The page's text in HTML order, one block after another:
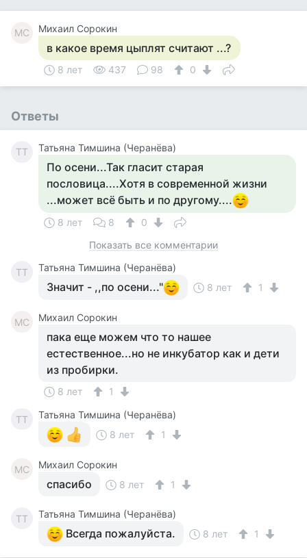
МС Михаил Сорокин
в какое время цыплят считают ...?
8 лет 437 98 0
Ответы
ТТ Татьяна Тимшина (Черанёва)
По осени...Так гласит старая
пословица....Хотя в современной жизни
...может всё быть и по другому....
8 лет 8
0
Показать все комментарии
ТТ Татьяна Тимшина (Черанёва)
Значит - ,,по осени..." 8 лет 1
МС Михаил Сорокин
пака еще можем что то нашее
естественное...но не инкубатор как и дети
из пробирки.
8 лет 1
ТТ
Татьяна Тимшина (Черанёва)
8 лет
1
МС Михаил Сорокин
спасибо 8 лет 1
ТТ Татьяна Тимшина (Черанёва)
Всегда пожалуйста. 8 лет 1